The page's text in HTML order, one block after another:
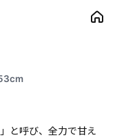
と呼び、全力で甘え